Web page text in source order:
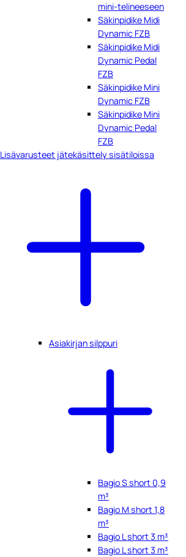
mini-telineeseen
Säkinpidike Midi
Dynamic FZB
Säkinpidike Midi
Dynamic Pedal
FZB
Säkinpidike Mini
Dynamic FZB
Säkinpidike Mini
Dynamic Pedal
FZB
Lisävarusteet jätekäsittely sisätiloissa
Asiakirjan silppuri
Bagio S short 0,9
m³
Bagio M short 1,8
m³
Bagio L short 3 m³
Bagio L short 3 m³